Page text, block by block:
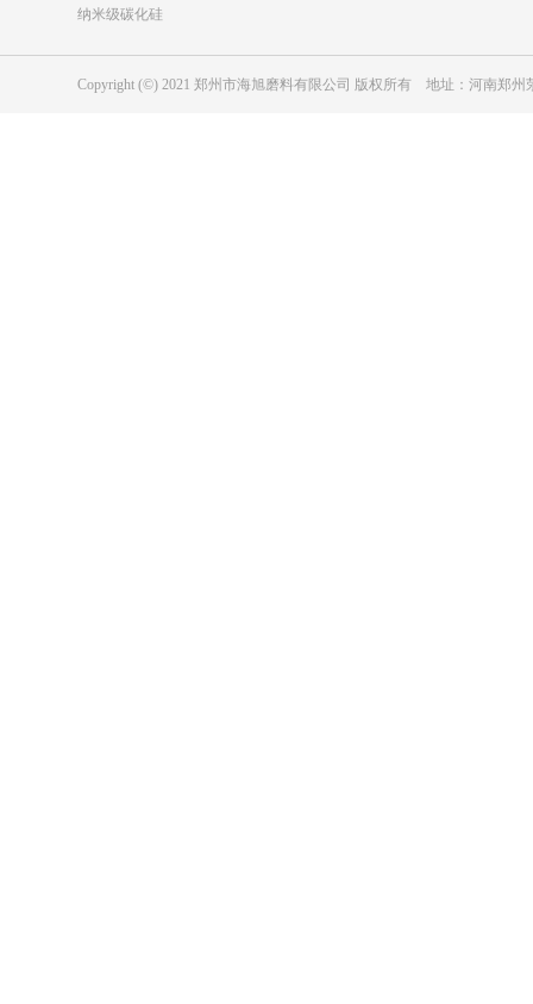
纳米级碳化硅
Copyright (©) 2021 郑州市海旭磨料有限公司 版权所有 地址：河南郑